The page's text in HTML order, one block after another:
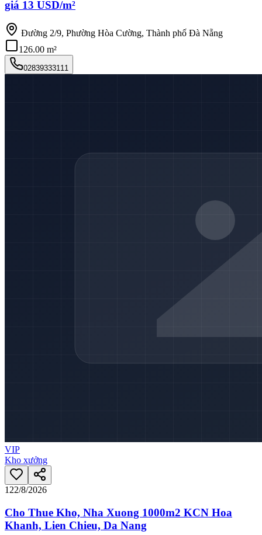
giá 13 USD/m²
Đường 2/9, Phường Hòa Cường, Thành phố Đà Nẵng
126.00 m²
02839333111
VIP
Kho xưởng
122/8/2026
Cho Thue Kho, Nha Xuong 1000m2 KCN Hoa
Khanh, Lien Chieu, Da Nang